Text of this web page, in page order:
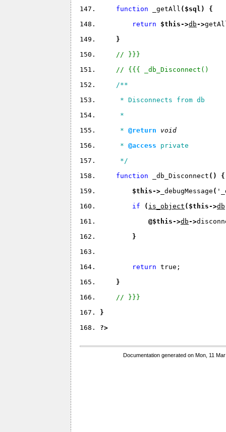
function
_getAll ( $sql ) {
return $this->db->
}
// }}}
// {{{ _db_Disconnect()
/**
* Disconnects from db
*
* @return void
* @access private
*/
function
_db_Disconnect ( ) {
$this-> _debugMessage (
if
( is_object ( $this->db
@$this->db->
}
return true;
}
// }}}
}
?>
Documentation generated on Mon, 11